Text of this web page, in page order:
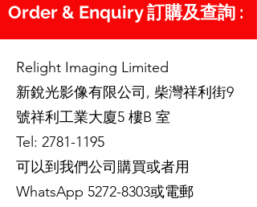
Order & Enquiry 訂購及查詢 :
Relight Imaging Limited
新銳光影像有限公司, 柴灣祥利街9
號祥利工業大廈5 樓B 室
Tel: 2781-1195
可以到我們公司購買或者用
WhatsApp 5272-8303或電郵